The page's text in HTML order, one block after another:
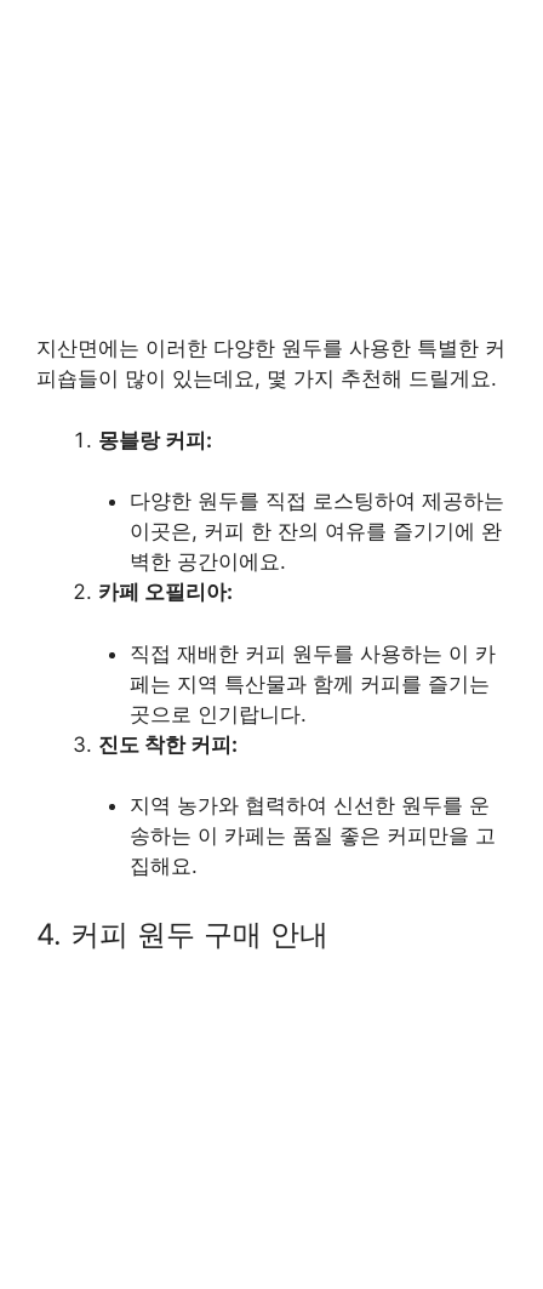
지산면에는 이러한 다양한 원두를 사용한 특별한 커
피숍들이 많이 있는데요, 몇 가지 추천해 드릴게요.
몽블랑 커피:
다양한 원두를 직접 로스팅하여 제공하는
이곳은, 커피 한 잔의 여유를 즐기기에 완
벽한 공간이에요.
카페 오필리아:
직접 재배한 커피 원두를 사용하는 이 카
페는 지역 특산물과 함께 커피를 즐기는
곳으로 인기랍니다.
진도 착한 커피:
지역 농가와 협력하여 신선한 원두를 운
송하는 이 카페는 품질 좋은 커피만을 고
집해요.
4. 커피 원두 구매 안내